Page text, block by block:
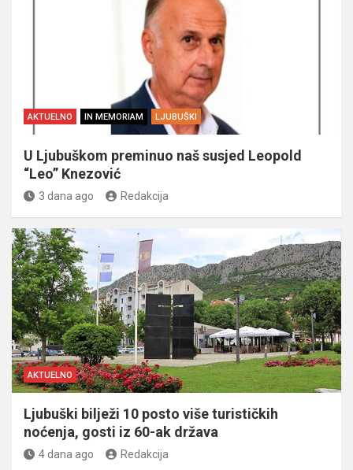
AKTUELNO IN MEMORIAM LJUBUŠKI
U Ljubuškom preminuo naš susjed Leopold
“Leo” Knezović
3 dana ago Redakcija
AKTUELNO
Ljubuški bilježi 10 posto više turističkih
noćenja, gosti iz 60-ak država
4 dana ago Redakcija